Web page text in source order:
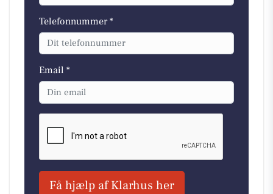
Telefonnummer *
Email *
Få hjælp af Klarhus her